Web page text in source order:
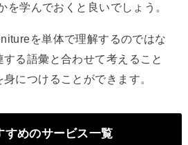
を学んでおくと良いでしょう。
を単体で理解するのではな
する語彙と合わせて考えること
につけることができます。
すめのサービス一覧